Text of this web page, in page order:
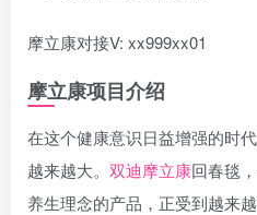
摩立康对接V: xx999xx01
摩立康项目介绍
在这个健康意识日益增强的时
越来越大。 双迪摩立康回春毯
养生理念的产品，正受到越来